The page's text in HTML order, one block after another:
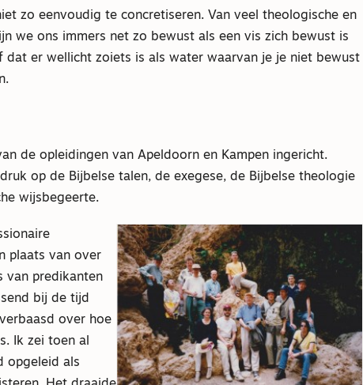
zo eenvoudig te concretiseren. Van veel theologische en
we ons immers net zo bewust als een vis zich bewust is
dat er wellicht zoiets is als water waarvan je je niet bewust
de opleidingen van Apeldoorn en Kampen ingericht.
op de Bijbelse talen, de exegese, de Bijbelse theologie
wijsbegeerte.
plaats van over
van predikanten
bij de tijd
over hoe
Ik zei toen al
opgeleid als